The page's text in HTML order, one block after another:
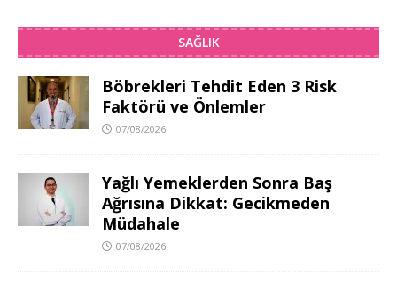
SAĞLIK
Böbrekleri Tehdit Eden 3 Risk
Faktörü ve Önlemler
07/08/2026
Yağlı Yemeklerden Sonra Baş
Ağrısına Dikkat: Gecikmeden
Müdahale
07/08/2026